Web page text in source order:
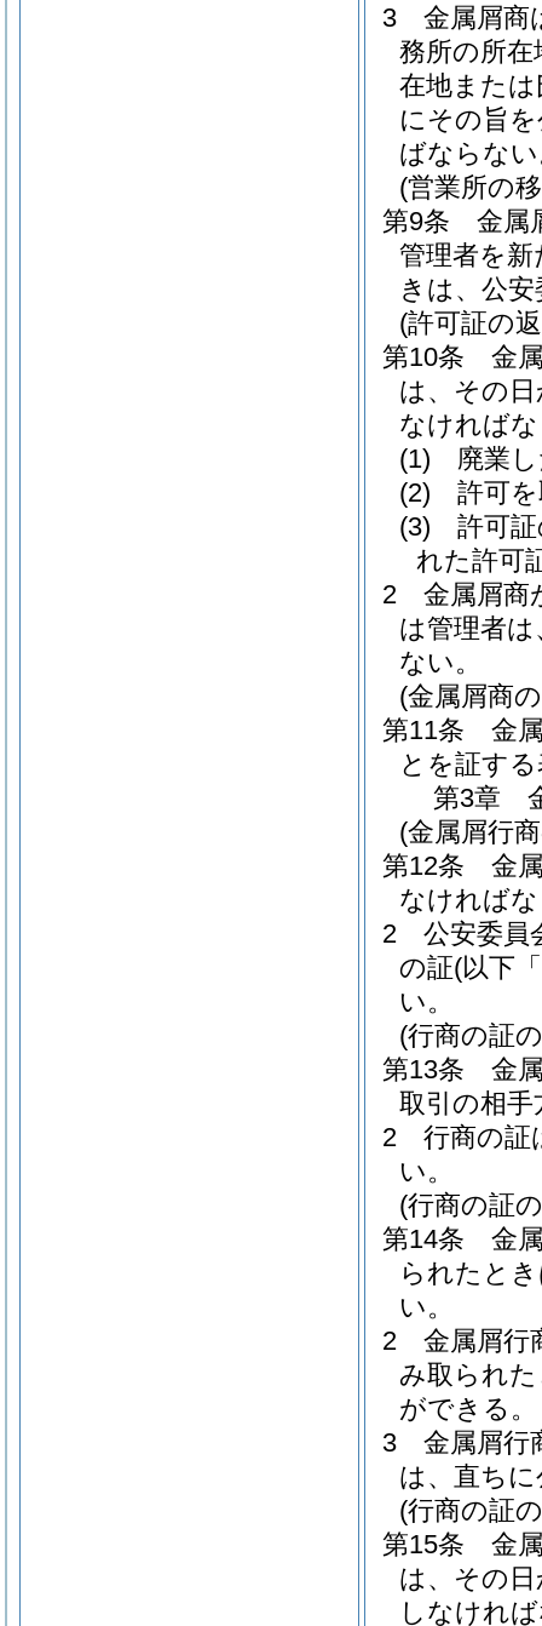
3
金属屑商
務所の所
在地また
にその旨
ばならな
(営業所の
第9条
金属
管理者を
きは、公
(許可証の
第10条
金
は、その
なければ
(1)
廃業
(2)
許可
(3)
許可
れた許可
2
金属屑商
は管理者は
ない。
(金属屑商
第11条
金
とを証す
第3章
(金属屑行
第12条
金
なければ
2
公安委員
の証(以下
い。
(行商の証
第13条
金
取引の相
2
行商の証
い。
(行商の証
第14条
金
られたと
い。
2
金属屑行
み取られ
ができる。
3
金属屑行
は、直ち
(行商の証
第15条
金
は、その
しなけれ